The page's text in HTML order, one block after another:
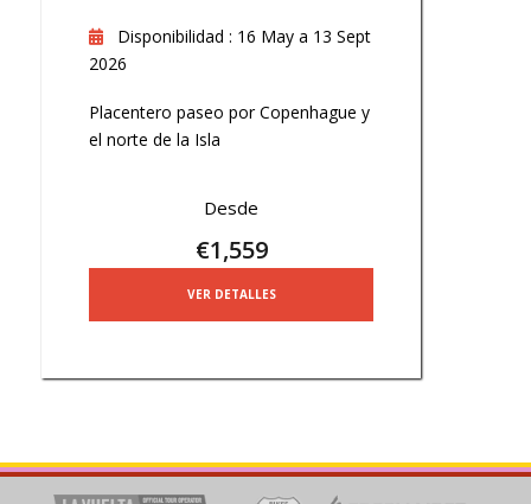
Disponibilidad : 16 May a 13 Sept
2026
Placentero paseo por Copenhague y
el norte de la Isla
Desde
€1,559
VER DETALLES